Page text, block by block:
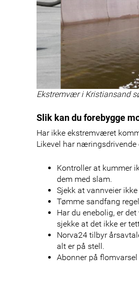
Ekstremvær i Kristiansand
Slik kan du forebygge
Har ikke ekstremværet
Likevel har næringsdrivende
Kontroller at kummer
dem med slam.
Sjekk at vannveier
Tømme sandfang
Har du enebolig, er
sjekke at det ikke er
Norva24 tilbyr
alt er på stell.
Abonner på